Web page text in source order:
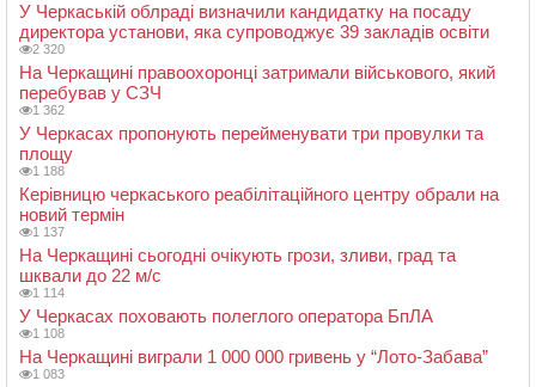
У Черкаській облраді визначили кандидатку на посаду
директора установи, яка супроводжує 39 закладів освіти
2 320
На Черкащині правоохоронці затримали військового, який
перебував у СЗЧ
1 362
У Черкасах пропонують перейменувати три провулки та
площу
1 188
Керівницю черкаського реабілітаційного центру обрали на
новий термін
1 137
На Черкащині сьогодні очікують грози, зливи, град та
шквали до 22 м/с
1 114
У Черкасах поховають полеглого оператора БпЛА
1 108
На Черкащині виграли 1 000 000 гривень у “Лото-Забава”
1 083